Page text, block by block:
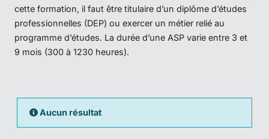
cette formation, il faut être titulaire d’un diplôme d’études
professionnelles (DEP) ou exercer un métier relié au
programme d’études. La durée d’une ASP varie entre 3 et
9 mois (300 à 1230 heures).
Aucun résultat